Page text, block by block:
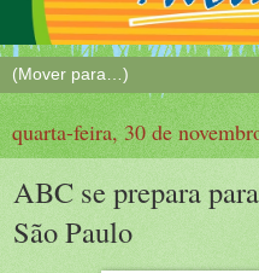
quarta-feira, 30 de
ABC se prepara
São Paulo